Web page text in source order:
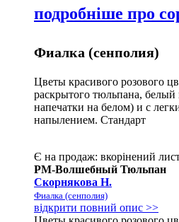
подробніше про
Фиалка (сенполия)
Цветы красивого розового
раскрытого тюльпана, белый
напечатки на белом) и с
напылением. Стандарт
Є на продаж: вкорінений
РМ-Волшебный Тюльпан
Скорнякова Н.
Фиалка (сенполия)
відкрити повний опис >>